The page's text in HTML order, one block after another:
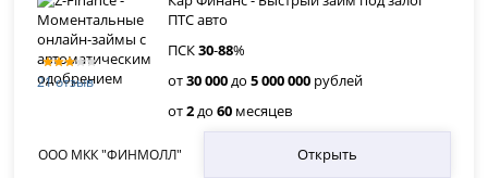
21 отзыв
ПТС авто
ПСК30-88%
от30 000до5 000 000 рублей
от2до60 месяцев
ООО МКК "ФИНМОЛЛ" Открыть